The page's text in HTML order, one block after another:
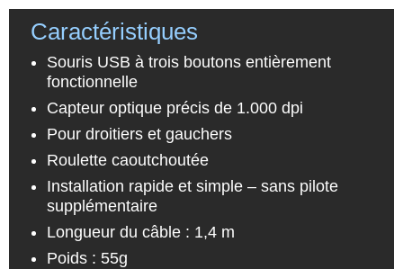
Caractéristiques
Souris USB à trois boutons entièrement
fonctionnelle
Capteur optique précis de 1.000 dpi
Pour droitiers et gauchers
Roulette caoutchoutée
Installation rapide et simple – sans pilote
supplémentaire
Longueur du câble : 1,4 m
Poids : 55g